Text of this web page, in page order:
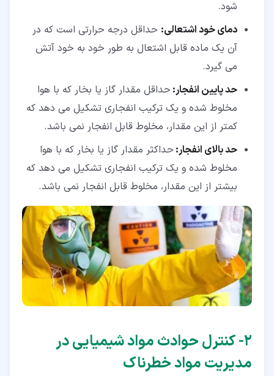
‌شود.
دمای خود اشتعالی: حداقل درجه حرارتی است که در
آن یک ماده قابل اشتعال به ‌طور خود به خود آتش
می ‌گیرد.
حد پایین انفجار: حداقل مقدار گاز یا بخار که با هوا
مخلوط شده و یک ترکیب انفجاری تشکیل می ‌دهد که
کمتر از این مقدار، مخلوط قابل انفجار نمی ‌باشد.
حد بالای انفجار: حداکثر مقدار گاز یا بخار که با هوا
مخلوط شده و یک ترکیب انفجاری تشکیل می‌ دهد که
بیشتر از این مقدار، مخلوط قابل انفجار نمی ‌باشد.
۲‏- کنترل حوادث مواد شیمیایی در
مدیریت مواد خطرناک